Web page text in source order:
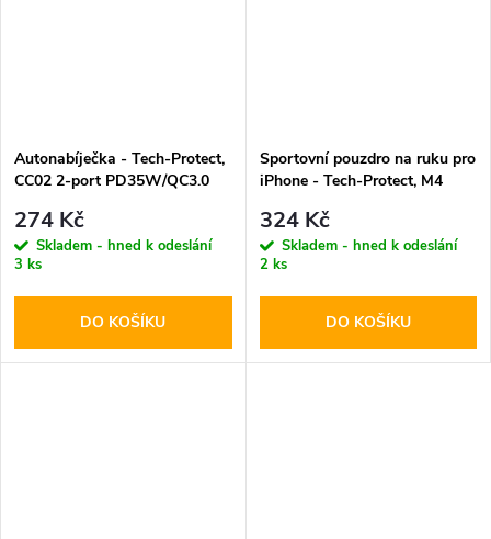
Autonabíječka - Tech-Protect,
CC02 2-port PD35W/QC3.0
274 Kč
Skladem - hned k odeslání
3 ks
DO KOŠÍKU
Sportovní pouzdro na ruku pro
iPhone - Tech-Protect, M4
324 Kč
Skladem - hned k odeslání
2 ks
DO KOŠÍKU